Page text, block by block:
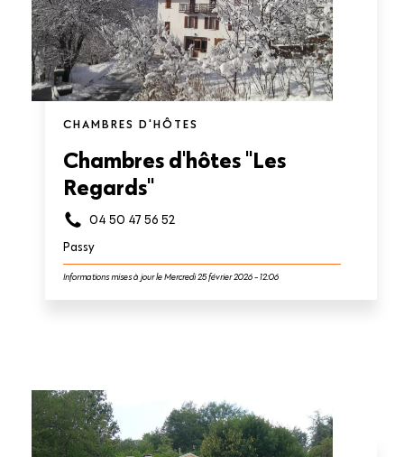
CHAMBRES D'HÔTES
Chambres d'hôtes "Les
Regards"
04 50 47 56 52
Passy
Informations mises à jour le Mercredi 25 février 2026 - 12:06